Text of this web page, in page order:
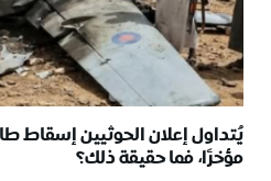
يُتداول إعلان الحوثيين إسقاط
مؤخرًا، فما حقيقة ذلك؟